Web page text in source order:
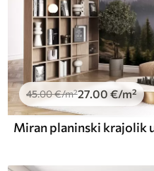
45.00€/m²27.00 €/m²